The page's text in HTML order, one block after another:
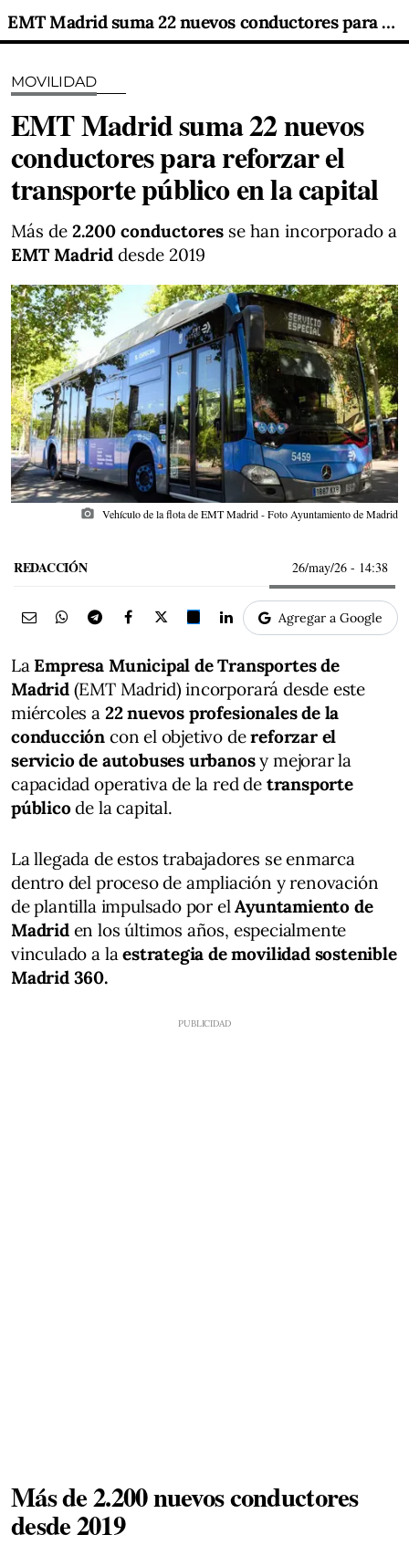
EMT Madrid suma 22 nuevos conductores para reforzar el transporte público en la capital
MOVILIDAD
EMT Madrid suma 22 nuevos
conductores para reforzar el
transporte público en la capital
Más de 2.200 conductores se han incorporado a
EMT Madrid desde 2019
photo_camera Vehículo de la flota de EMT Madrid - Foto Ayuntamiento de Madrid
REDACCIÓN 26/may/26 - 14:38
Agregar a Google
La Empresa Municipal de Transportes de
Madrid(EMT Madrid) incorporará desde este
miércoles a 22 nuevos profesionales de la
conducción con el objetivo dereforzar el
servicio de autobuses urbanosy mejorar la
capacidad operativa de la red de transporte
públicode la capital.
La llegada de estos trabajadores se enmarca
dentro del proceso de ampliación y renovación
de plantilla impulsado por elAyuntamiento de
Madriden los últimos años, especialmente
vinculado a laestrategia de movilidad sostenible
Madrid 360.
Más de 2.200 nuevos conductores
desde 2019